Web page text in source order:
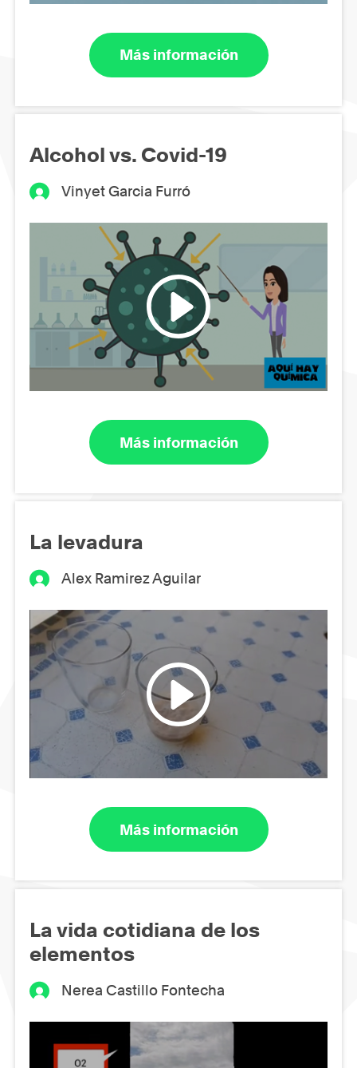
Más información
Alcohol vs. Covid-19
Vinyet Garcia Furró
Más información
La levadura
Alex Ramirez Aguilar
Más información
La vida cotidiana de los
elementos
Nerea Castillo Fontecha